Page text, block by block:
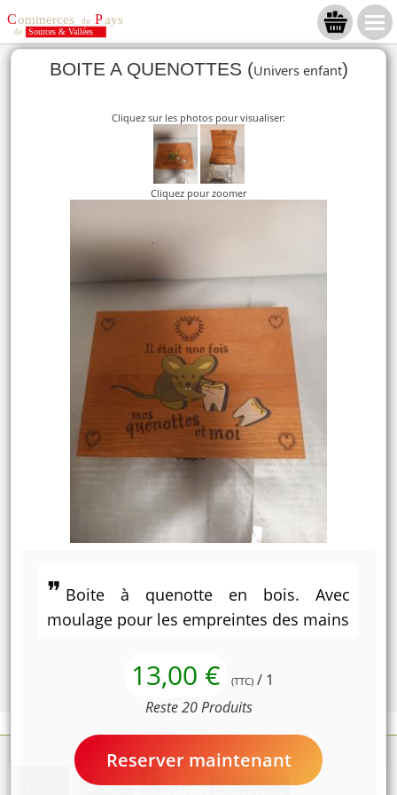
BOITE A QUENOTTES (Univers enfant)
Cliquez sur les photos pour visualiser:
Cliquez pour zoomer
Boite à quenotte en bois. Avec
moulage pour les empreintes des mains
13,00 € (TTC) / 1
Reste 20 Produits
Reserver maintenant